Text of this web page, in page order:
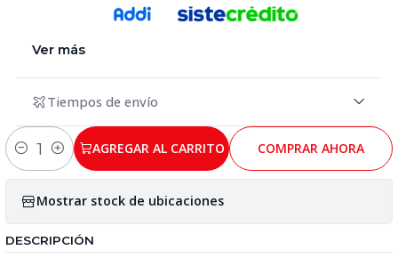
Ver más
Tiempos de envío
Cantidad
AGREGAR AL CARRITO COMPRAR AHORA
Mostrar stock de ubicaciones
DESCRIPCIÓN